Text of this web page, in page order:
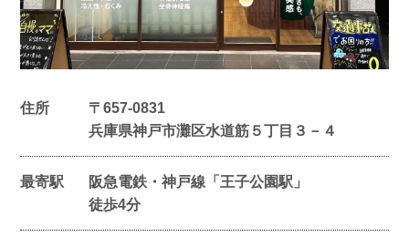
住所
〒657-0831
兵庫県神戸市灘区水道筋５丁目３－４
最寄駅
阪急電鉄・神戸線「王子公園駅」
徒歩4分